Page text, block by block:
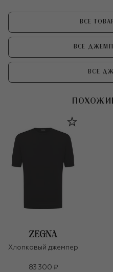
ВСЕ
ВСЕ
ВСЕ
Хлопковый джемпер
83 300 ₽